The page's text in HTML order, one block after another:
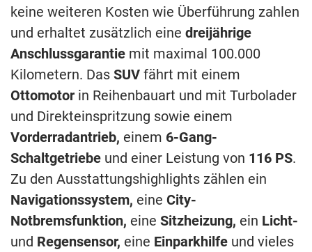
keine weiteren Kosten wie Überführung zahlen
und erhaltet zusätzlich eine dreijährige
Anschlussgarantie mit maximal 100.000
Kilometern. Das SUV fährt mit einem
Ottomotor in Reihenbauart und mit Turbolader
und Direkteinspritzung sowie einem
Vorderradantrieb, einem 6-Gang-
Schaltgetriebe und einer Leistung von 116 PS.
Zu den Ausstattungshighlights zählen ein
Navigationssystem, eine City-
Notbremsfunktion, eine Sitzheizung, ein Licht-
und Regensensor, eine Einparkhilfe und vieles